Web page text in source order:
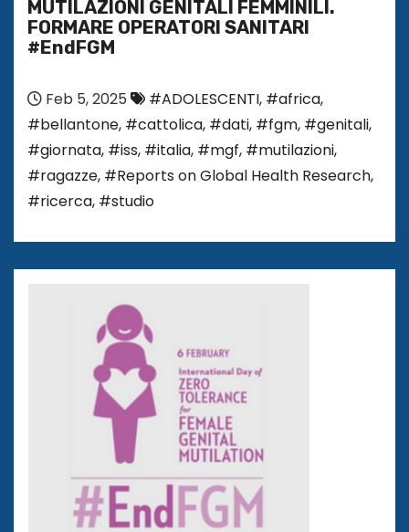
MUTILAZIONI GENITALI FEMMINILI.
FORMARE OPERATORI SANITARI
#EndFGM
Feb 5, 2025 #ADOLESCENTI, #africa,
#bellantone, #cattolica, #dati, #fgm, #genitali,
#giornata, #iss, #italia, #mgf, #mutilazioni,
#ragazze, #Reports on Global Health Research,
#ricerca, #studio